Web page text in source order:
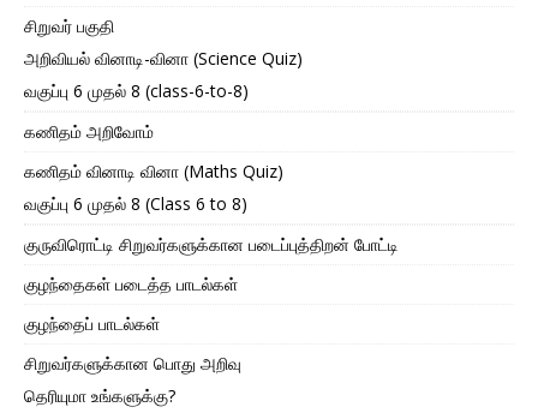
சிறுவர் பகுதி
அறிவியல் வினாடி-வினா (Science Quiz)
வகுப்பு 6 முதல் 8 (class-6-to-8)
கணிதம் அறிவோம்
கணிதம் வினாடி வினா (Maths Quiz)
வகுப்பு 6 முதல் 8 (Class 6 to 8)
குருவிரொட்டி சிறுவர்களுக்கான படைப்புத்திறன் போட்டி
குழந்தைகள் படைத்த பாடல்கள்
குழந்தைப் பாடல்கள்
சிறுவர்களுக்கான பொது அறிவு
தெரியுமா உங்களுக்கு?